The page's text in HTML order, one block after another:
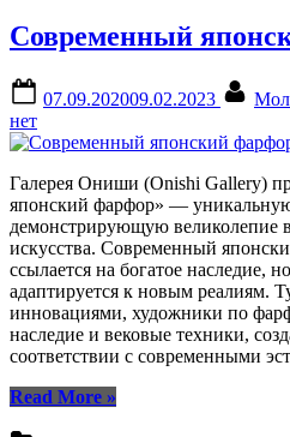
Современный
on
07.09.202009.02.2023 Мол
нет
Галерея Ониши (Onishi Gallery)
японский фарфор» —
демонстрирующую великолепие
искусства. Современный
ссылается на богатое наследие,
адаптируется к новым реалиям.
инновациями, художники по
наследие и вековые техники,
соответствии с современными
Read More“Современный
»